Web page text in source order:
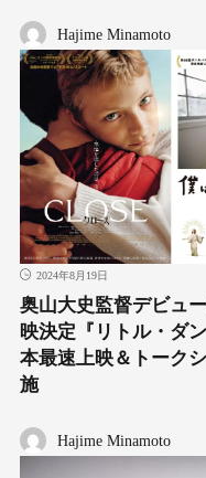
Hajime Minamoto
2024年8月19日
奥山大史監督デビュ
映決定『リトル・ダ
本最速上映＆トーク
施
Hajime Minamoto